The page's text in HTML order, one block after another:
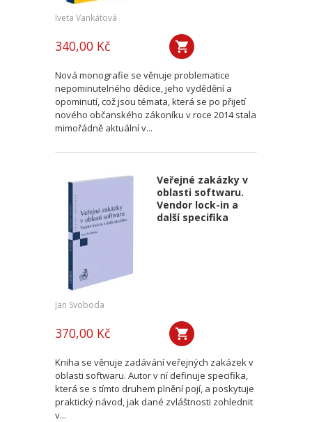
Iveta Vankátová
340,00 Kč
Nová monografie se věnuje problematice
nepominutelného dědice, jeho vydědění a
opominutí, což jsou témata, která se po přijetí
nového občanského zákoníku v roce 2014 stala
mimořádně aktuální v...
Veřejné zakázky v
oblasti softwaru.
Vendor lock-in a
další specifika
Jan Svoboda
370,00 Kč
Kniha se věnuje zadávání veřejných zakázek v
oblasti softwaru. Autor v ní definuje specifika,
která se s tímto druhem plnění pojí, a poskytuje
praktický návod, jak dané zvláštnosti zohlednit
v...